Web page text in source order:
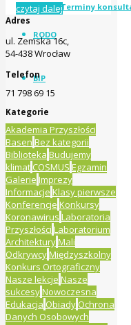
Terminy
RODO
BIP
czytaj dalej
Adres
ul. Zemska 16c,
54-438 Wrocław
Telefon
71 798 69 15
Kategorie
Akademia Przyszłości
Basen Bez kategorii
Biblioteka Budujemy
klimat COSMUS Egzamin
Galerie Imprezy
Informacje Klasy pierwsze
Konferencje Konkursy
Koronawirus Laboratoria
Przyszłości Laboratorium
ArchitekturyMali
OdkrywcyMiędzyszkolny
Konkurs Ortograficzny
Nasze lekcje Nasze
sukcesyNowoczesna
Edukacja Obiady Ochrona
Danych Osobowych